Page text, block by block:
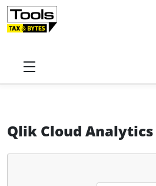
Startseite
Qlik Cloud Analytics